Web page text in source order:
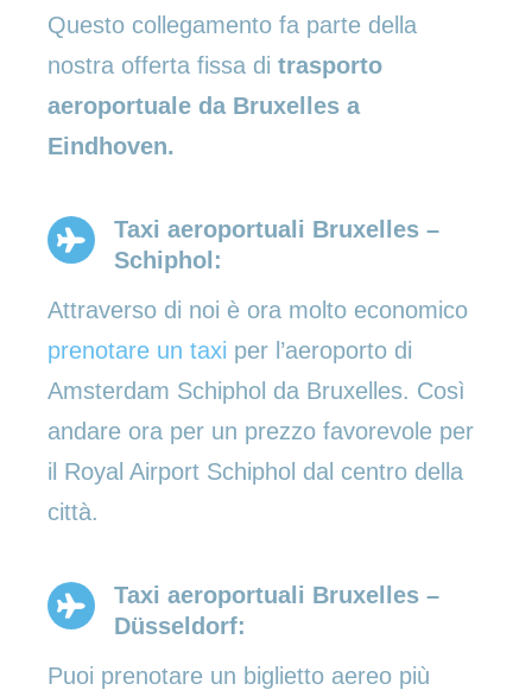
Questo collegamento fa parte della
nostra offerta fissa di trasporto
aeroportuale da Bruxelles a
Eindhoven.
Taxi aeroportuali Bruxelles –
Schiphol:
Attraverso di noi è ora molto economico
prenotare un taxi per l’aeroporto di
Amsterdam Schiphol da Bruxelles. Così
andare ora per un prezzo favorevole per
il Royal Airport Schiphol dal centro della
città.
Taxi aeroportuali Bruxelles –
Düsseldorf:
Puoi prenotare un biglietto aereo più